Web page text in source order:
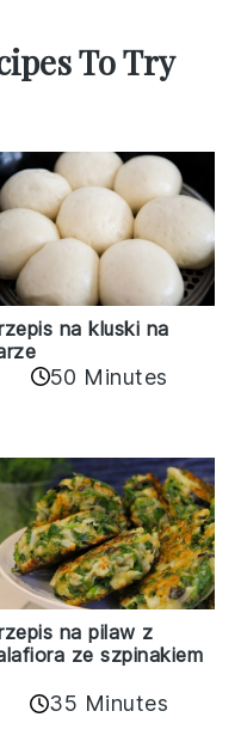
To Try
na kluski na
50 Minutes
na pilaw z
ze szpinakiem
35 Minutes